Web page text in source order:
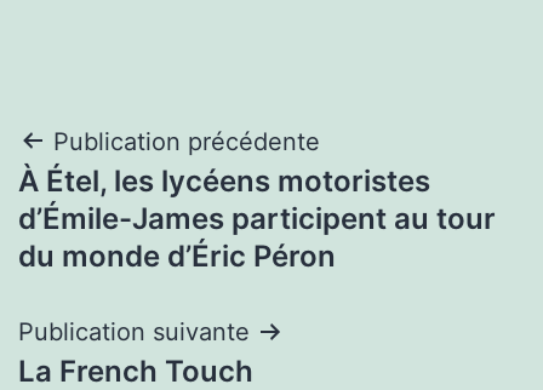
Navigation
de
l’article
Publication précédente
À Étel, les lycéens motoristes
d’Émile-James participent au tour
du monde d’Éric Péron
Publication suivante
La French Touch